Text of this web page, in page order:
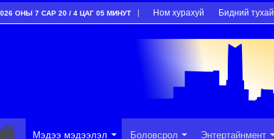
ОНЫ 7 САР 20 / 4 ЦАГ 05 МИНУТ Ном хурахуй Бидний тухай
Мэдээ мэдээлэл Боловсрол Энтертайнмент